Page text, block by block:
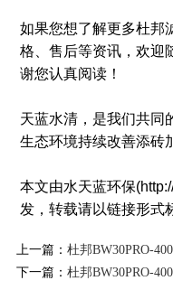
如果您想了解更多杜邦
格、售后等资讯，欢迎
谢您认真阅读！
天蓝水清，是我们共同
生态环境持续改善添砖
本文由水天蓝环保
发，转载请以链接形式
上一篇： 杜邦BW30PRO-
下一篇： 杜邦BW30PRO-